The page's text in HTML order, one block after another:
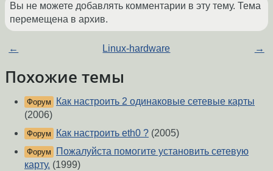
Вы не можете добавлять комментарии в эту тему. Тема
перемещена в архив.
← Linux-hardware →
Похожие темы
Форум
Как настроить 2 одинаковые сетевые карты
(2006)
Форум Как настроить eth0 ? (2005)
Форум
Пожалуйста помогите установить сетевую
карту. (1999)